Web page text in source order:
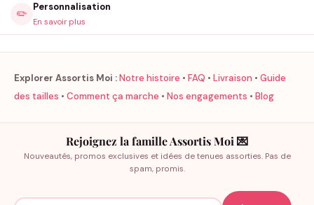
✏️
Personnalisation
En savoir plus
Explorer Assortis Moi :Notre histoire • FAQ • Livraison • Guide
des tailles • Comment ça marche • Nos engagements • Blog
Rejoignez la famille Assortis Moi 💌
Nouveautés, promos exclusives et idées de tenues assorties. Pas de
spam, promis.